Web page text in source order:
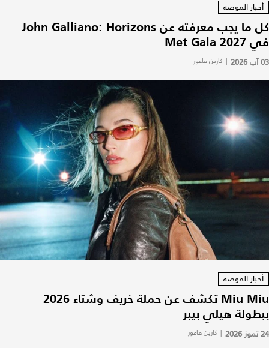
أخبار الموضة
كل ما يجب معرفته عن John Galliano: Horizons
في Met Gala 2027
03 آب 2026 | كارين فاعور
أخبار الموضة
Miu Miu تكشف عن حملة خريف وشتاء 2026
ببطولة هيلي بيبر
24 تموز 2026 | كارين فاعور